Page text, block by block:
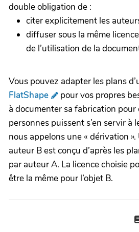
double obligation de :
citer explicitement les
diffuser sous la même
de l’utilisation de la
Vous pouvez adapter les plans
FlatShape
pour vos propres
à documenter sa fabrication pour
personnes puissent s’en servir à
nous appelons une « dérivation
auteur B est conçu d’après les
par auteur A. La licence choisie
être la même pour l’objet B.